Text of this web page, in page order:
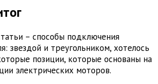
– способы подключения
звездой и треугольником, хотелось
позиции, которые основаны на
электрических моторов.